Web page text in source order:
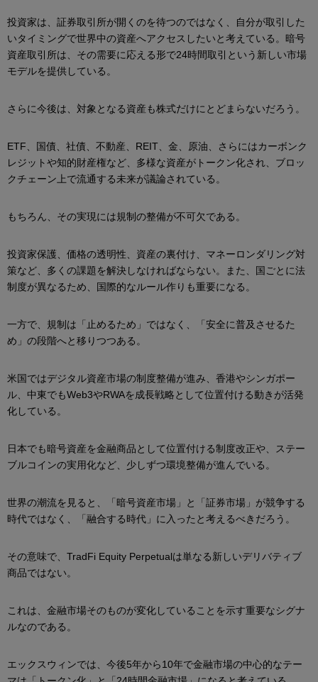
投資家は、証券取引所が開くのを待つのではなく、自分が取引した
いタイミングで世界中の資産へアクセスしたいと考えている。暗号
資産取引所は、その需要に応える形で24時間取引という新しい市場
モデルを提供している。
さらに今後は、対象となる資産も株式だけにとどまらないだろう。
ETF、国債、社債、不動産、REIT、金、原油、さらにはカーボンク
レジットや知的財産権など、多様な資産がトークン化され、ブロッ
クチェーン上で流通する未来が議論されている。
もちろん、その実現には規制の整備が不可欠である。
投資家保護、価格の透明性、資産の裏付け、マネーロンダリング対
策など、多くの課題を解決しなければならない。また、国ごとに法
制度が異なるため、国際的なルール作りも重要になる。
一方で、規制は「止めるため」ではなく、「安全に普及させるた
め」の段階へと移りつつある。
米国ではデジタル資産市場の制度整備が進み、香港やシンガポー
ル、中東でもWeb3やRWAを成長戦略として位置付ける動きが活発
化している。
日本でも暗号資産を金融商品として位置付ける制度改正や、ステー
ブルコインの実用化など、少しずつ環境整備が進んでいる。
世界の潮流を見ると、「暗号資産市場」と「証券市場」が競争する
時代ではなく、「融合する時代」に入ったと考えるべきだろう。
その意味で、TradFi Equity Perpetualは単なる新しいデリバティブ
商品ではない。
これは、金融市場そのものが変化していることを示す重要なシグナ
ルなのである。
エックスウィンでは、今後5年から10年で金融市場の中心的なテー